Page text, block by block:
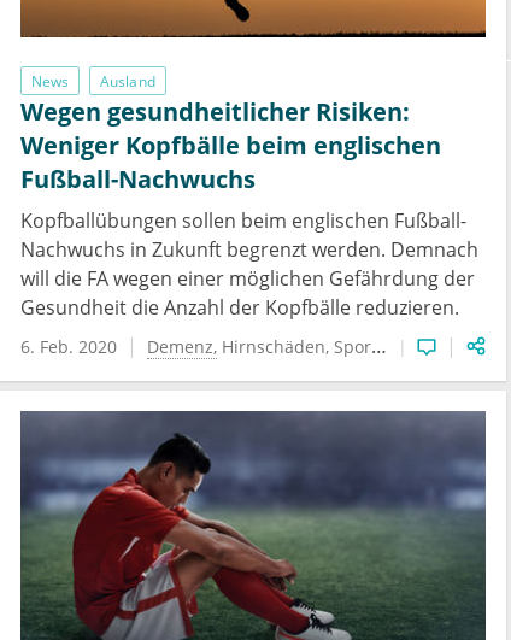
News Ausland
Wegen gesundheitlicher Risiken:
Weniger Kopfbälle beim englischen
Fußball-Nachwuchs
Kopfballübungen sollen beim englischen Fußball-
Nachwuchs in Zukunft begrenzt werden. Demnach
will die FA wegen einer möglichen Gefährdung der
Gesundheit die Anzahl der Kopfbälle reduzieren.
6. Feb. 2020 Demenz Hirnschäden Sportmedizin